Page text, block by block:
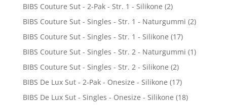
BIBS Couture Sut - 2-Pak - Str. 1 - Silikone (2)
BIBS Couture Sut - Singles - Str. 1 - Naturgummi (2)
BIBS Couture Sut - Singles - Str. 1 - Silikone (17)
BIBS Couture Sut - Singles - Str. 2 - Naturgummi (1)
BIBS Couture Sut - Singles - Str. 2 - Silikone (2)
BIBS De Lux Sut - 2-Pak - Onesize - Silikone (17)
BIBS De Lux Sut - Singles - Onesize - Silikone (18)